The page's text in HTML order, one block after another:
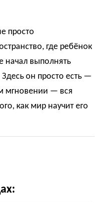
просто
где ребёнок
начал выполнять
он просто есть —
мгновении — вся
как мир научит его